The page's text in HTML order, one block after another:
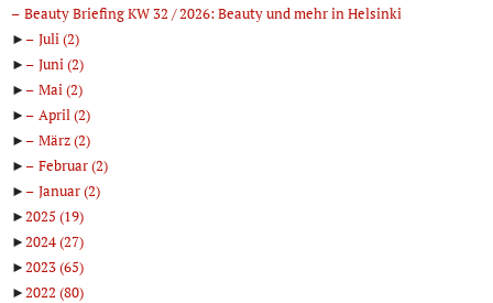
Beauty Briefing KW 32 / 2026: Beauty und mehr in Helsinki
►
Juli(2)
►
Juni(2)
►
Mai(2)
►
April(2)
►
März(2)
►
Februar(2)
►
Januar(2)
►2025 (19)
►2024(27)
►2023(65)
►2022 (80)